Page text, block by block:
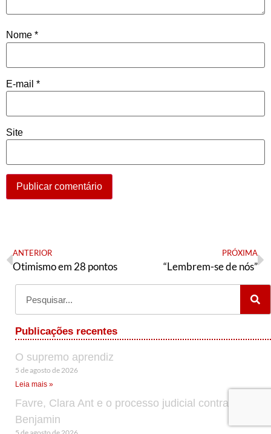
Nome *
E-mail *
Site
ANTERIOR
Otimismo em 28 pontos
PRÓXIMA
“Lembrem-se de nós”
Publicações recentes
O supremo aprendiz
5 de agosto de 2026
Leia mais »
Favre, Clara Ant e o processo judicial contra Cid
Benjamin